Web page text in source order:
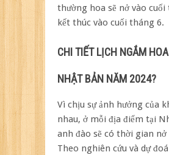
thường hoa sẽ nở vào cuối
kết thúc vào cuối tháng 6.
CHI TIẾT LỊCH NGẮM
NHẬT BẢN NĂM 2024?
Vì chịu sự ảnh hưởng của
nhau, ở mỗi địa điểm tại
anh đào sẽ có thời gian nở
Theo nghiên cứu và dự